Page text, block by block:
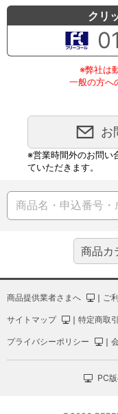
クリ
※弊社は
一般の方へ
お
※営業時間外のお問い
ていただきます。
商品カ
商品提供業者さまへ ｜ ご
サイトマップ ｜ 特定商取
プライバシーポリシー ｜
PC